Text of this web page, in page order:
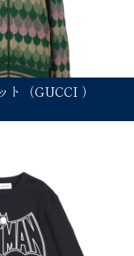
ト（GUCCI ）